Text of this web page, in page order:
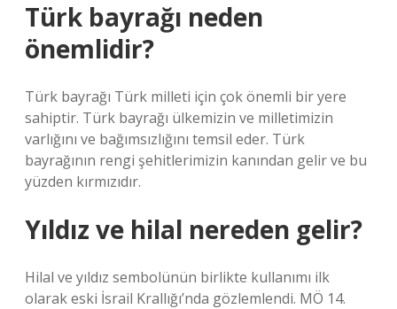
Türk bayrağı neden
önemlidir?
Türk bayrağı Türk milleti için çok önemli bir yere
sahiptir. Türk bayrağı ülkemizin ve milletimizin
varlığını ve bağımsızlığını temsil eder. Türk
bayrağının rengi şehitlerimizin kanından gelir ve bu
yüzden kırmızıdır.
Yıldız ve hilal nereden gelir?
Hilal ve yıldız sembolünün birlikte kullanımı ilk
olarak eski İsrail Krallığı’nda gözlemlendi. MÖ 14.